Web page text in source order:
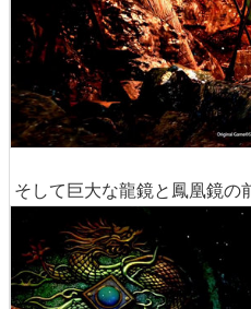
そして巨大な龍鏡と鳳凰鏡の